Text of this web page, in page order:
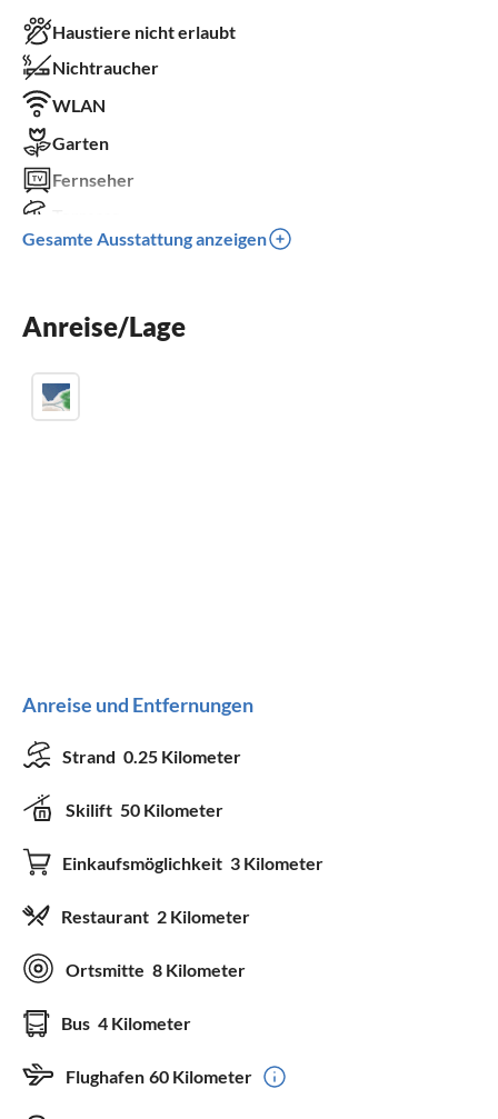
Haustiere nicht erlaubt
Nichtraucher
WLAN
Garten
Fernseher
Spülmaschine
Parkplatz
Gesamte Ausstattung anzeigen
Anreise/Lage
Anreise und Entfernungen
Strand 0.25 Kilometer
Skilift 50 Kilometer
Einkaufsmöglichkeit 3 Kilometer
Restaurant 2 Kilometer
Ortsmitte 8 Kilometer
Bus 4 Kilometer
Flughafen 60 Kilometer